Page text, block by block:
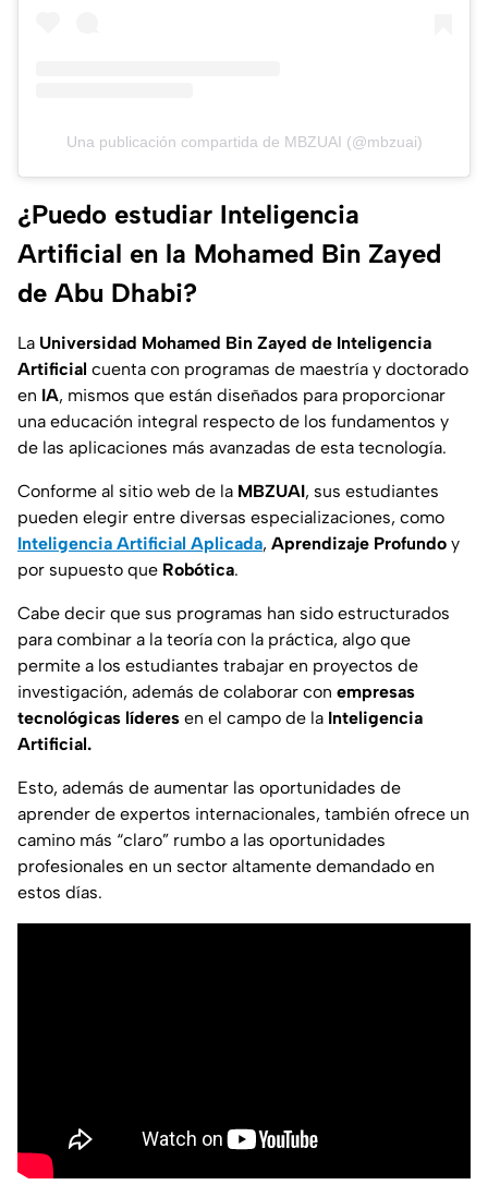
Una publicación compartida de MBZUAI (@mbzuai)
¿Puedo estudiar Inteligencia
Artificial en la Mohamed Bin Zayed
de Abu Dhabi?
La Universidad Mohamed Bin Zayed de Inteligencia
Artificial cuenta con programas de maestría y doctorado
en IA, mismos que están diseñados para proporcionar
una educación integral respecto de los fundamentos y
de las aplicaciones más avanzadas de esta tecnología.
Conforme al sitio web de la MBZUAI, sus estudiantes
pueden elegir entre diversas especializaciones, como
Inteligencia Artificial Aplicada, Aprendizaje Profundo y
por supuesto que Robótica.
Cabe decir que sus programas han sido estructurados
para combinar a la teoría con la práctica, algo que
permite a los estudiantes trabajar en proyectos de
investigación, además de colaborar con empresas
tecnológicas líderes en el campo de la Inteligencia
Artificial.
Esto, además de aumentar las oportunidades de
aprender de expertos internacionales, también ofrece un
camino más “claro” rumbo a las oportunidades
profesionales en un sector altamente demandado en
estos días.